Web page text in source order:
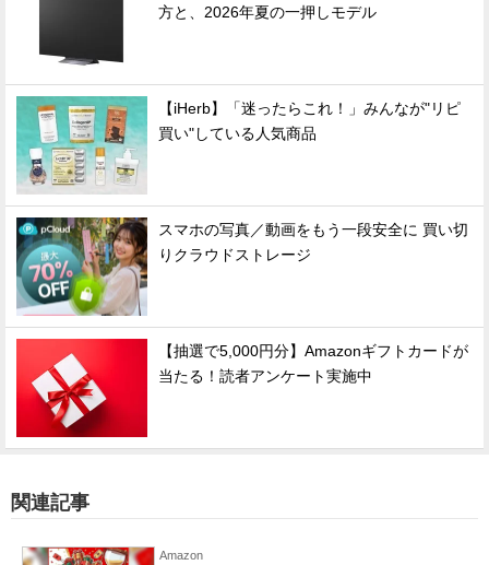
方と、2026年夏の一押しモデル
【iHerb】「迷ったらこれ！」みんなが"リピ
買い"している人気商品
スマホの写真／動画をもう一段安全に 買い切
りクラウドストレージ
【抽選で5,000円分】Amazonギフトカードが
当たる！読者アンケート実施中
関連記事
Amazon